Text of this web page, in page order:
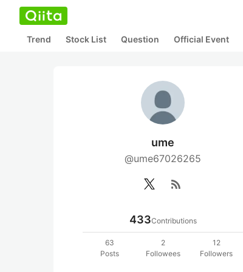
Trend Stock List Question Official Event
ume
@ume67026265
rss_feed
433Contributions
63
Posts
2
Followees
12
Followers